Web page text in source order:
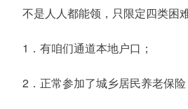
不是人人都能领，只限定四类困
1．有咱们通道本地户口；
2．正常参加了城乡居民养老保险